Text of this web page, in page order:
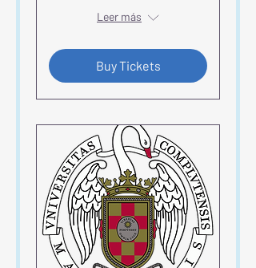
Leer más
Buy Tickets